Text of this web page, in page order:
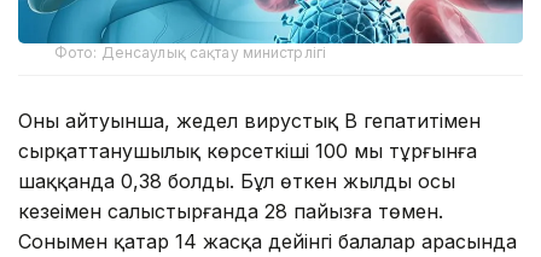
Фото: Денсаулық сақтау министрлігі
Оның айтуынша, жедел вирустық В гепатитімен
сырқаттанушылық көрсеткіші 100 мың тұрғынға
шаққанда 0,38 болды. Бұл өткен жылдың осы
кезеңімен салыстырғанда 28 пайызға төмен.
Сонымен қатар 14 жасқа дейінгі балалар арасында